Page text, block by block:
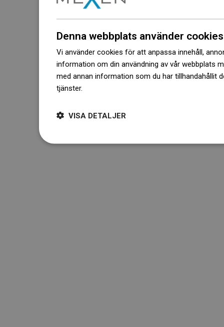
Denna webbplats använder cookies
Vi använder cookies för att anpassa innehåll,
information om din användning av vår webbplats
med annan information som du har tillhandahållit
tjänster.
VISA DETALJER